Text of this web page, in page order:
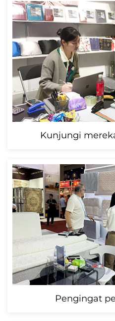
Kunjungi
Pengingat